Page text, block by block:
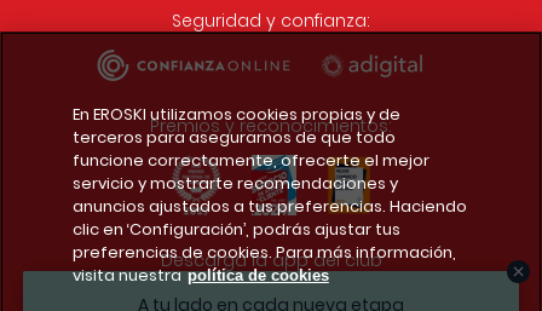
A tu lado en cada nueva etapa
Seguridad y confianza:
Premios y reconocimientos:
Descarga la app del club
En EROSKI utilizamos cookies propias y de
terceros para asegurarnos de que todo
funcione correctamente, ofrecerte el mejor
servicio y mostrarte recomendaciones y
anuncios ajustados a tus preferencias. Haciendo
clic en ‘Configuración’, podrás ajustar tus
preferencias de cookies. Para más información,
visita nuestra política de cookies